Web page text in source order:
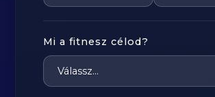
Mi a fitnesz célod?